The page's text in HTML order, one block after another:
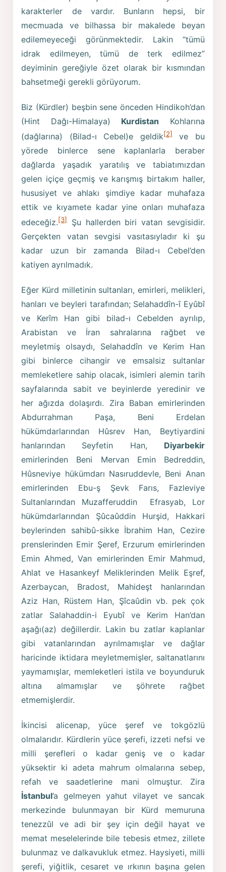
karakterler de vardır. Bunların hepsi, bir
mecmuada ve bilhassa bir makalede beyan
edilemeyeceği görünmektedir. Lakin “tümü
idrak edilmeyen, tümü de terk edilmez”
deyiminin gereğiyle özet olarak bir kısmından
bahsetmeği gerekli görüyorum.
Biz (Kürdler) beşbin sene önceden Hindikoh’dan
(Hint Dağı-Himalaya) Kurdistan Kohlarına
(dağlarına) (Bilad-ı Cebel)e geldik[2]ve bu
yörede binlerce sene kaplanlarla beraber
dağlarda yaşadık yaratılış ve tabiatımızdan
gelen içiçe geçmiş ve karışmış birtakım haller,
hususiyet ve ahlakı şimdiye kadar muhafaza
ettik ve kıyamete kadar yine onları muhafaza
edeceğiz.[3] Şu hallerden biri vatan sevgisidir.
Gerçekten vatan sevgisi vasıtasıyladır ki şu
kadar uzun bir zamanda Bilad-ı Cebel’den
katiyen ayrılmadık.
Eğer Kürd milletinin sultanları, emirleri, melikleri,
hanları ve beyleri tarafından; Selahaddîn-î Eyûbî
ve Kerîm Han gibi bilad-ı Cebelden ayrılıp,
Arabistan ve İran sahralarına rağbet ve
meyletmiş olsaydı, Selahaddîn ve Kerim Han
gibi binlerce cihangir ve emsalsiz sultanlar
memleketlere sahip olacak, isimleri alemin tarih
sayfalarında sabit ve beyinlerde yeredinir ve
her ağızda dolaşırdı. Zira Baban emirlerinden
Abdurrahman Paşa, Beni Erdelan
hükümdarlarından Hûsrev Han, Beytiyardini
hanlarından Seyfetin Han, Diyarbekir
emirlerinden Beni Mervan Emin Bedreddin,
Hûsneviye hükümdarı Nasıruddevle, Beni Anan
emirlerinden Ebu-ş Şevk Farıs, Fazleviye
Sultanlarından Muzafferuddin Efrasyab, Lor
hükümdarlarından Şûcaûddin Hurşid, Hakkari
beylerinden sahibû-sikke İbrahim Han, Cezire
prenslerinden Emir Şeref, Erzurum emirlerinden
Emin Ahmed, Van emirlerinden Emir Mahmud,
Ahlat ve Hasankeyf Meliklerinden Melik Eşref,
Azerbaycan, Bradost, Mahideşt hanlarından
Aziz Han, Rüstem Han, Şîcaûdin vb. pek çok
zatlar Salahaddin-i Eyubî ve Kerim Han’dan
aşağı(az) değillerdir. Lakin bu zatlar kaplanlar
gibi vatanlarından ayrılmamışlar ve dağlar
haricinde iktidara meyletmemişler, saltanatlarını
yaymamışlar, memleketleri istila ve boyunduruk
altına almamışlar ve şöhrete rağbet
etmemişlerdir.
İkincisi alicenap, yüce şeref ve tokgözlü
olmalarıdır. Kürdlerin yüce şerefi, izzeti nefsi ve
milli şerefleri o kadar geniş ve o kadar
yüksektir ki adeta mahrum olmalarına sebep,
refah ve saadetlerine mani olmuştur. Zira
İstanbul’a gelmeyen yahut vilayet ve sancak
merkezinde bulunmayan bir Kürd memuruna
tenezzûl ve adi bir şey için değil hayat ve
memat meselelerinde bile tebesis etmez, zillete
bulunmaz ve dalkavukluk etmez. Haysiyeti, milli
şerefi, yiğitlik, cesaret ve ırkının başına gelen